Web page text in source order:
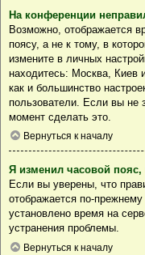
На конференции
Возможно, отображается
поясу, а не к тому, в
измените в личных
находитесь: Москва, Киев
как и большинство
пользователи. Если вы не
момент сделать это.
Вернуться к началу
Я изменил часовой
Если вы уверены, что
отображается по-
установлено время на
устранения проблемы.
Вернуться к началу